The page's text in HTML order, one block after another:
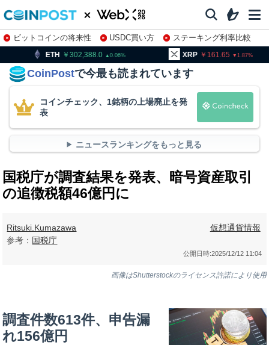
ビットコインの将来性 USDC買い方
ステーキング利率比較
株特集・関連銘柄
0.06 XRP 1.87 BNB
CoinPostで今最も読まれています
コインチェック、1銘柄の上場廃止を発
表
ニュースランキングをもっと見る
国税庁が調査結果を発表、暗号資産取引
の追徴税額46億円に
Ritsuki.Kumazawa
参考： 国税庁
仮想通貨情報
公開日時:2025/12/12 11:04
画像はShutterstockのライセンス許諾により使用
調査件数613件、申告漏
れ156億円